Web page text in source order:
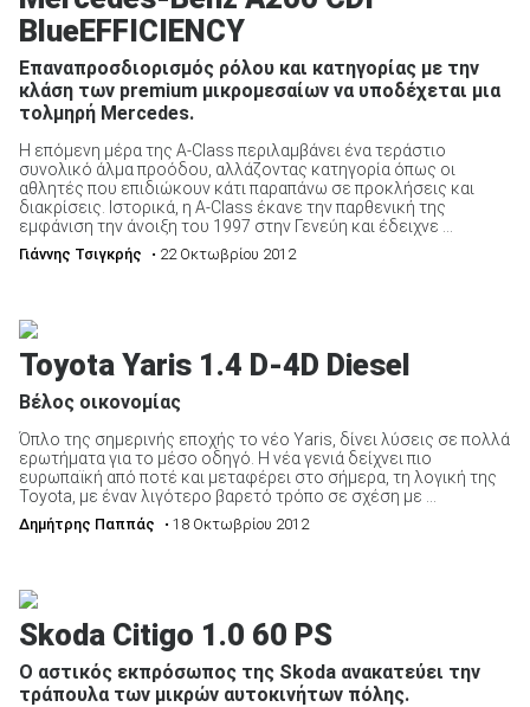
BlueEFFICIENCY
Επαναπροσδιορισμός ρόλου και κατηγορίας με την
κλάση των premium μικρομεσαίων να υποδέχεται μια
τολμηρή Mercedes.
Η επόμενη μέρα της A-Class περιλαμβάνει ένα τεράστιο
συνολικό άλμα προόδου, αλλάζοντας κατηγορία όπως οι
αθλητές που επιδιώκουν κάτι παραπάνω σε προκλήσεις και
διακρίσεις. Ιστορικά, η A-Class έκανε την παρθενική της
εμφάνιση την άνοιξη του 1997 στην Γενεύη και έδειχνε ...
Γιάννης Τσιγκρής • 22 Οκτωβρίου 2012
Toyota Yaris 1.4 D-4D Diesel
Βέλος οικονομίας
Όπλο της σημερινής εποχής το νέο Yaris, δίνει λύσεις σε πολλά
ερωτήματα για το μέσο οδηγό. Η νέα γενιά δείχνει πιο
ευρωπαϊκή από ποτέ και μεταφέρει στο σήμερα, τη λογική της
Toyota, με έναν λιγότερο βαρετό τρόπο σε σχέση με ...
Δημήτρης Παππάς • 18 Οκτωβρίου 2012
Skoda Citigo 1.0 60 PS
Ο αστικός εκπρόσωπος της Skoda ανακατεύει την
τράπουλα των μικρών αυτοκινήτων πόλης.